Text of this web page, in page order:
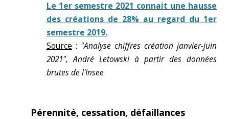
Le 1er semestre 2021 connait une hausse
des créations de 28% au regard du 1er
semestre 2019.
Source : "Analyse chiffres création janvier-juin
2021", André Letowski à partir des données
brutes de l'Insee
Pérennité, cessation, défaillances